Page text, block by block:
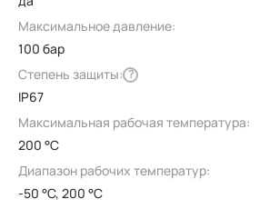
Максимальное давление:
100 бар
Степень защиты: ?
IP67
Максимальная рабочая температура:
200 °C
Диапазон рабочих температур:
-50 °C, 200 °C